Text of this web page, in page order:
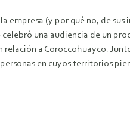
empresa (y por qué no, de sus
una audiencia de un
a Coroccohuayco.
en cuyos territorios